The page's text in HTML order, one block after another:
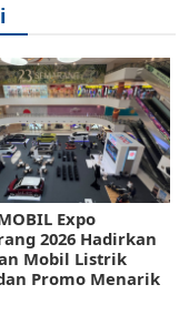
Expo
2026 Hadirkan
Mobil Listrik
Promo Menarik